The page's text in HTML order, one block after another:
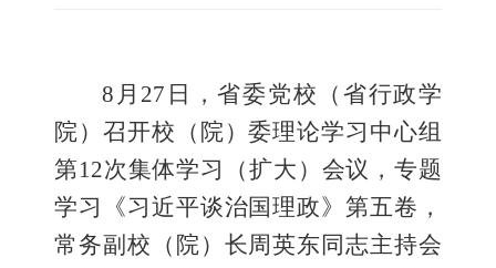
8月27日，省委党校（省行政学
院）召开校（院）委理论学习中心组
第12次集体学习（扩大）会议，专题
学习《习近平谈治国理政》第五卷，
常务副校（院）长周英东同志主持会